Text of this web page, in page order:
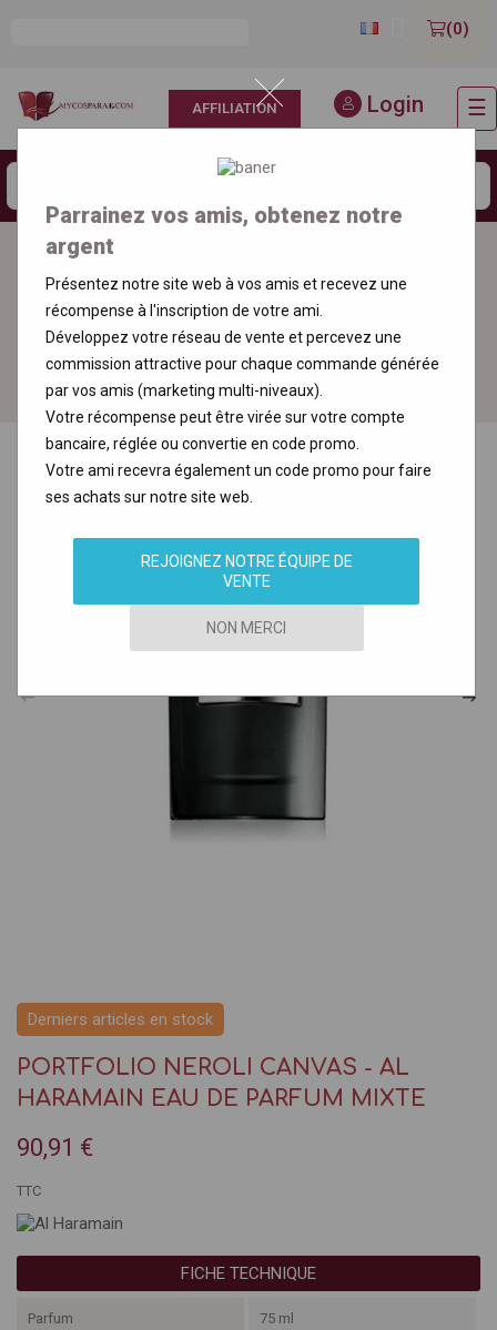
(0)
la
☰
Login
AFFILIATION
dans toute la
France
échantillon
échantillon
sécurisé
Derniers articles en stock
PORTFOLIO NEROLI CANVAS - AL
HARAMAIN EAU DE PARFUM MIXTE
90,91 €
TTC
FICHE TECHNIQUE
Parfum 75 ml
Parrainez vos amis, obtenez notre
argent
Présentez notre site web à vos amis et recevez une
récompense à l'inscription de votre ami.
Développez votre réseau de vente et percevez une
commission attractive pour chaque commande générée
par vos amis (marketing multi-niveaux).
Votre récompense peut être virée sur votre compte
bancaire, réglée ou convertie en code promo.
Votre ami recevra également un code promo pour faire
ses achats sur notre site web.
REJOIGNEZ NOTRE ÉQUIPE DE
VENTE
NON MERCI